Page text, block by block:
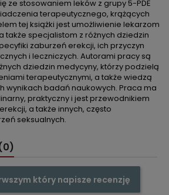
ze stosowaniem leków z grupy 5-PDE
terapeutycznego, krążących
tej książki jest umożliwienie lekarzom
także specjalistom z różnych dziedzin
zaburzeń erekcji, ich przyczyn
i leczniczych. Autorami pracy są
dziedzin medycyny, którzy podzielą
terapeutycznymi, a także wiedzą
wynikach badań naukowych. Praca ma
praktyczny i jest przewodnikiem
a także innych, często
seksualnych.
który napisze recenzję